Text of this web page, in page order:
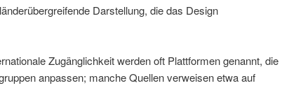
Darstellung, die das Design
Zugänglichkeit werden oft Plattformen genannt, die
anpassen; manche Quellen verweisen etwa auf